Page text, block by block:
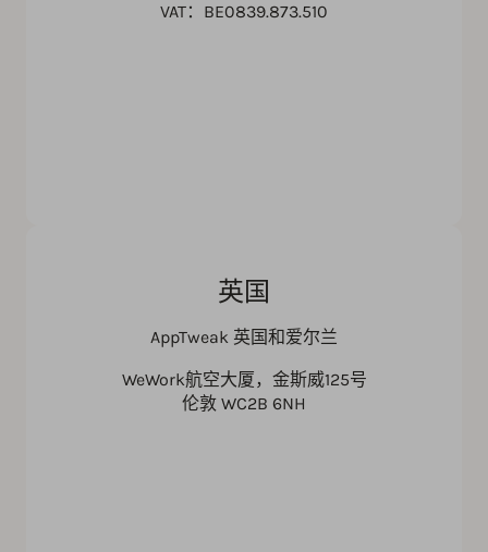
VAT：BE0839.873.510
英国
AppTweak 英国和爱尔兰
WeWork航空大厦，金斯威125号
伦敦 WC2B 6NH